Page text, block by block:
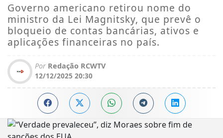
Governo americano retirou nome do
ministro da Lei Magnitsky, que prevê o
bloqueio de contas bancárias, ativos e
aplicações financeiras no país.
Por Redação RCWTV
12/12/2025 20:30